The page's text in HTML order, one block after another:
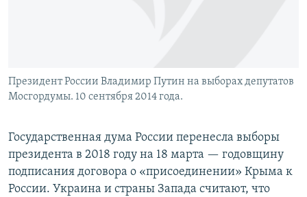
Президент России Владимир Путин на выборах депутатов
Мосгордумы. 10 сентября 2014 года.
Государственная дума России перенесла выборы
президента в 2018 году на 18 марта — годовщину
подписания договора о «присоединении» Крыма к
России. Украина и страны Запада считают, что